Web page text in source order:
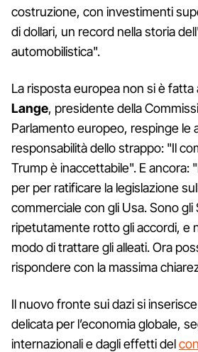
costruzione, con investimenti
di dollari, un record nella storia
automobilistica".
La risposta europea non si è
Lange, presidente della
Parlamento europeo, respinge le
responsabilità dello strappo: "Il
Trump è inaccettabile". E ancora:
per per ratificare la legislazione
commerciale con gli Usa. Sono gli
ripetutamente rotto gli accordi, e
modo di trattare gli alleati. Ora
rispondere con la massima
Il nuovo fronte sui dazi si
delicata per l’economia globale,
internazionali e dagli effetti del